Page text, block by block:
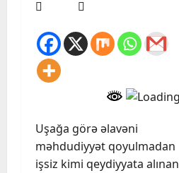
Uşağa görə əlavəni
məhdudiyyət qoyulmadan
işsiz kimi qeydiyyata alınan